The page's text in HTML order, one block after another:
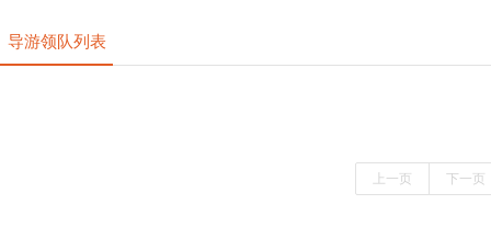
导游领队列表
上一页 下一页